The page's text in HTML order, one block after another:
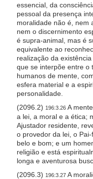
essencial, da
pessoal da presença
moralidade não é, nem
nem o discernimento
é supra-animal, mas é
equivalente ao
realização da
que se interpõe entre o
humanos de mente,
esfera material e a
personalidade.
(2096.2) 196:3.26A
a lei, a moral e a ética;
Ajustador residente,
o provedor da lei, o
belo e bom; e um
religião e está
longa e aventurosa
(2096.3) 196:3.27A